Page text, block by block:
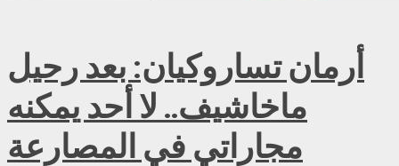
أرمان تساروكيان: بعد رحيل
ماخاشيف.. لا أحد يمكنه
مجاراتي في المصارعة